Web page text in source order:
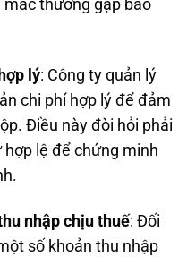
thường gặp bao
lý: Công ty quản lý
chi phí hợp lý để đảm
Điều này đòi hỏi phải
lệ để chứng minh
nhập chịu thuế: Đối
số khoản thu nhập